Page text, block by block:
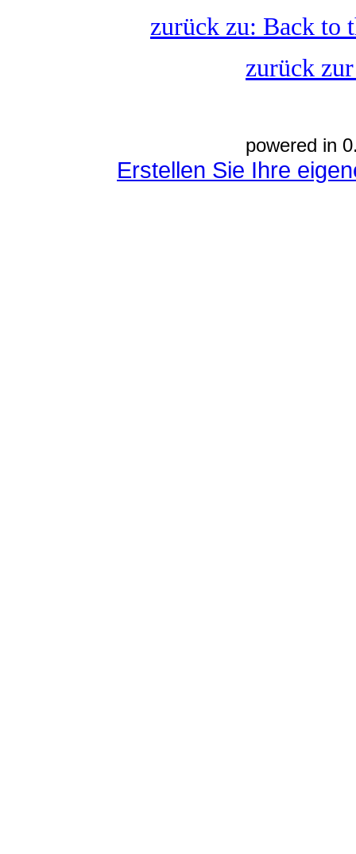
zurück zu: Back to
zurück
powered in
Erstellen Sie Ihre